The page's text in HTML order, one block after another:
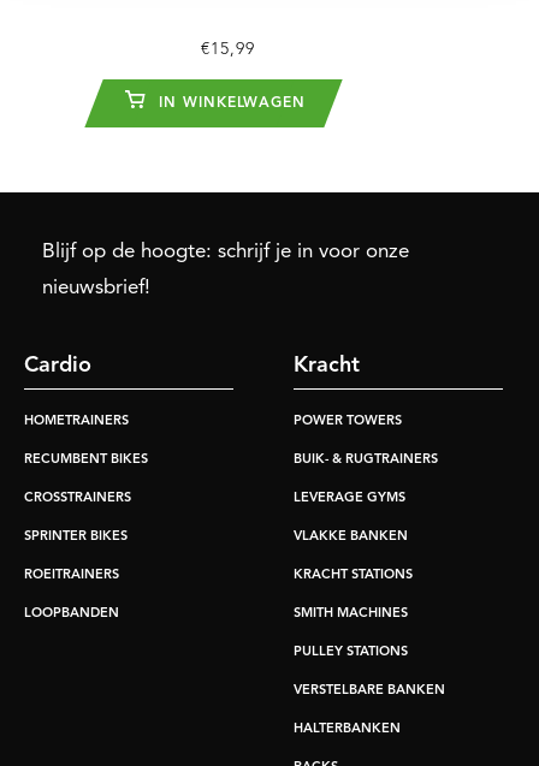
€15,99
IN WINKELWAGEN
Blijf op de hoogte: schrijf je in voor onze
nieuwsbrief!
Cardio
HOMETRAINERS
RECUMBENT BIKES
CROSSTRAINERS
SPRINTER BIKES
ROEITRAINERS
LOOPBANDEN
Kracht
POWER TOWERS
BUIK- & RUGTRAINERS
LEVERAGE GYMS
VLAKKE BANKEN
KRACHT STATIONS
SMITH MACHINES
PULLEY STATIONS
VERSTELBARE BANKEN
HALTERBANKEN